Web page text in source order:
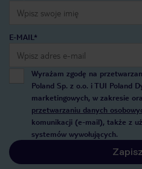
E-MAIL*
Wyrażam zgodę na
Poland Sp. z o.o. i TUI Poland
marketingowych, w zakresie
przetwarzaniu danych
komunikacji (e-mail), także z
systemów wywołujących.